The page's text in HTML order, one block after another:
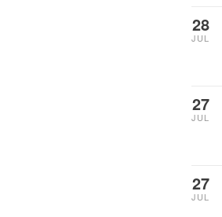
28
JUL
27
JUL
27
JUL